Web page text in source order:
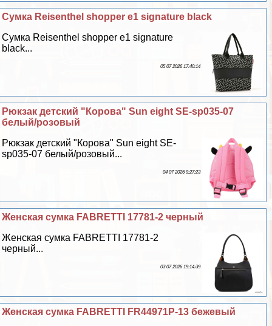
Сумка Reisenthel shopper e1 signature black
Сумка Reisenthel shopper e1 signature
black...
05 07 2026 17:40:14
Рюкзак детский "Корова" Sun eight SE-sp035-07
белый/розовый
Рюкзак детский "Корова" Sun eight SE-
sp035-07 белый/розовый...
04 07 2026 9:27:23
Женская сумка FABRETTI 17781-2 черный
Женская сумка FABRETTI 17781-2
черный...
03 07 2026 19:14:39
Женская сумка FABRETTI FR44971P-13 бежевый